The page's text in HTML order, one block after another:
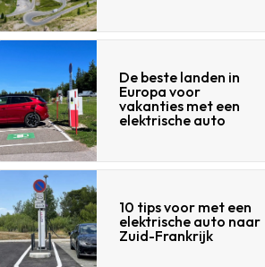
De beste landen in
Europa voor
vakanties met een
elektrische auto
10 tips voor met een
elektrische auto naar
Zuid-Frankrijk